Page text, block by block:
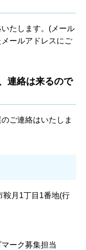
たします。(メール
ールアドレスにご
連絡は来るので
ご連絡はいたしま
月1丁目1番地(行
ーク募集担当